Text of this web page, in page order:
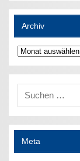
Archiv
Archiv
Meta